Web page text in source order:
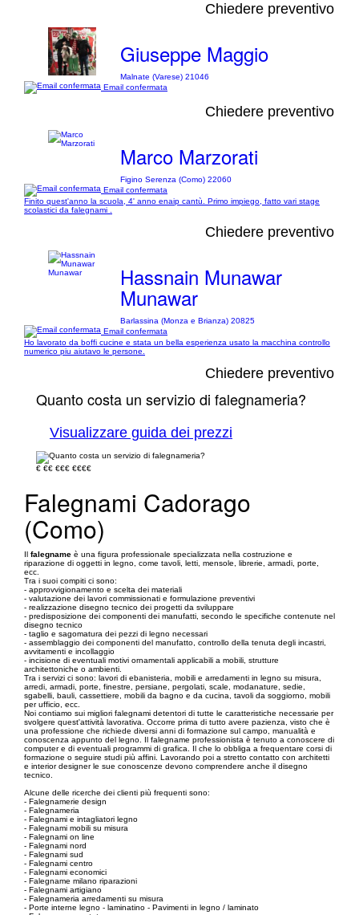
Chiedere preventivo
Giuseppe Maggio
Malnate (Varese) 21046
Email confermata
Chiedere preventivo
Marco Marzorati
Figino Serenza (Como) 22060
Email confermata
Finito quest'anno la scuola, 4' anno enaip cantù. Primo impiego, fatto vari stage
scolastici da falegnami .
Chiedere preventivo
Hassnain Munawar
Munawar
Barlassina (Monza e Brianza) 20825
Email confermata
Ho lavorato da boffi cucine e stata un bella esperienza usato la macchina controllo
numerico piu aiutavo le persone.
Chiedere preventivo
Quanto costa un servizio di falegnameria?
Visualizzare guida dei prezzi
€ €€ €€€ €€€€
Falegnami Cadorago
(Como)
Il falegname è una figura professionale specializzata nella costruzione e
riparazione di oggetti in legno, come tavoli, letti, mensole, librerie, armadi, porte,
ecc.
Tra i suoi compiti ci sono:
- approvvigionamento e scelta dei materiali
- valutazione dei lavori commissionati e formulazione preventivi
- realizzazione disegno tecnico dei progetti da sviluppare
- predisposizione dei componenti dei manufatti, secondo le specifiche contenute nel
disegno tecnico
- taglio e sagomatura dei pezzi di legno necessari
- assemblaggio dei componenti del manufatto, controllo della tenuta degli incastri,
avvitamenti e incollaggio
- incisione di eventuali motivi ornamentali applicabili a mobili, strutture
architettoniche o ambienti.
Tra i servizi ci sono: lavori di ebanisteria, mobili e arredamenti in legno su misura,
arredi, armadi, porte, finestre, persiane, pergolati, scale, modanature, sedie,
sgabelli, bauli, cassettiere, mobili da bagno e da cucina, tavoli da soggiorno, mobili
per ufficio, ecc.
Noi contiamo sui migliori falegnami detentori di tutte le caratteristiche necessarie per
svolgere quest'attività lavorativa. Occorre prima di tutto avere pazienza, visto che è
una professione che richiede diversi anni di formazione sul campo, manualità e
conoscenza appunto del legno. Il falegname professionista è tenuto a conoscere di
computer e di eventuali programmi di grafica. Il che lo obbliga a frequentare corsi di
formazione o seguire studi più affini. Lavorando poi a stretto contatto con architetti
e interior designer le sue conoscenze devono comprendere anche il disegno
tecnico.
Alcune delle ricerche dei clienti più frequenti sono:
- Falegnamerie design
- Falegnameria
- Falegnami e intagliatori legno
- Falegnami mobili su misura
- Falegnami on line
- Falegnami nord
- Falegnami sud
- Falegnami centro
- Falegnami economici
- Falegname milano riparazioni
- Falegnami artigiano
- Falegnameria arredamenti su misura
- Porte interne legno - laminatino - Pavimenti in legno / laminato